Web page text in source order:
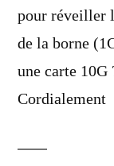
pour réveiller
de la borne
une carte 10G
Cordialement